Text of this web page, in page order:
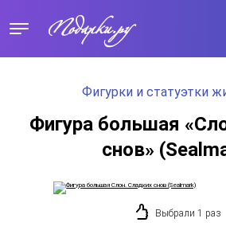
Фигурки и статуэтки
Фигура большая
снов»
Выбрали 1 раз